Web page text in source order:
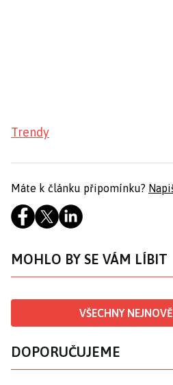
Trendy
Máte k článku připomínku?
MOHLO BY SE VÁM LÍBIT
VŠECHNY
DOPORUČUJEME